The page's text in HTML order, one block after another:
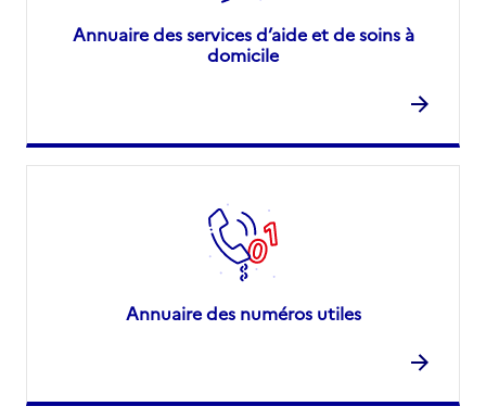
Annuaire des services d’aide et de soins à
domicile
Annuaire des numéros utiles